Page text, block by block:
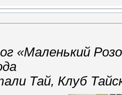
«Маленький
Тай, Клуб